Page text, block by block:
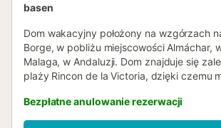
basen
Dom wakacyjny położony na wzgórzach
Borge, w pobliżu miejscowości Almáchar,
Malaga, w Andaluzji. Dom znajduje się
plaży Rincon de la Victoria, dzięki czemu
miejscowości w prowincji Malaga z
górach Almáchar. Dwupiętrowy dom
Bezpłatne anulowanie rezerwacji